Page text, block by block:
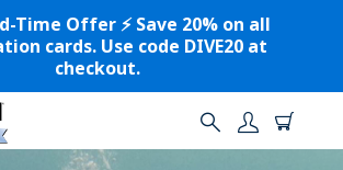
Time Offer ⚡️ Save 20% on all
cards. Use code DIVE20 at
checkout.